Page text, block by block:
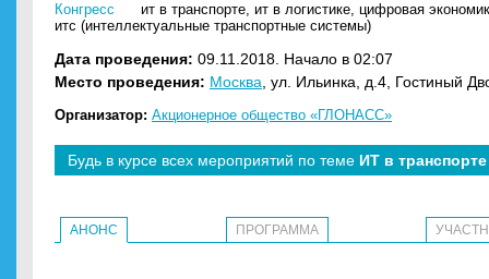
Конгресс ит в транспорте, ит в логистике, цифровая
итс (интеллектуальные транспортные системы)
Дата проведения: 09.11.2018. Начало в 02:07
Место проведения: Москва , ул. Ильинка, д.4, Гостиный
Организатор: Акционерное общество «ГЛОНАСС»
Будь в курсе всех мероприятий по теме ИТ в транспорте
АНОНС ПРОГРАММА